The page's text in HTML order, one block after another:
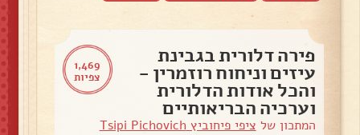
1,469
צפיות
פירה דלורית בגבינת
עיזים וניחוח רוזמרין -
והכל אודות הדלורית
וערכיה הבריאותיים
המתכון של ציפי פיחוביץ Tsipi Pichovich